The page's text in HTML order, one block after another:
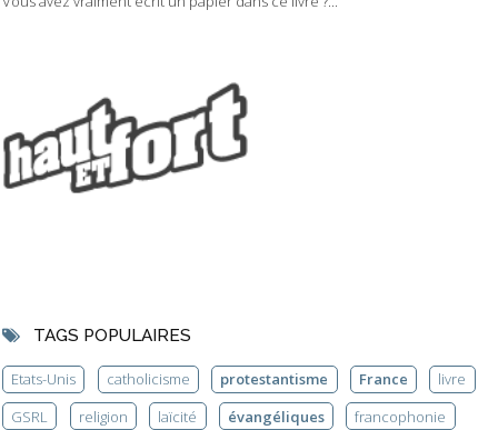
TAGS POPULAIRES
Etats-Unis catholicisme protestantisme France
livre
GSRL
religion laïcité évangéliques francophonie